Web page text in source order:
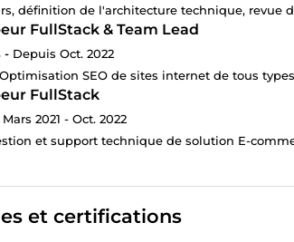
définition de l'architecture technique, revue
FullStack & Team Lead
- Depuis Oct. 2022
SEO de sites internet de tous
FullStack
Mars 2021 - Oct. 2022
et support technique de solution E-
et certifications